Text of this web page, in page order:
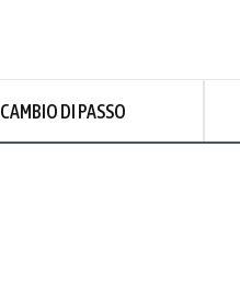
CAMBIO DI PASSO
Nuvoloso